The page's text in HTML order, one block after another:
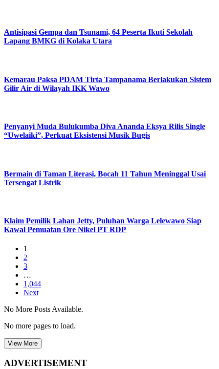
Antisipasi Gempa dan Tsunami, 64 Peserta Ikuti Sekolah
Lapang BMKG di Kolaka Utara
Kemarau Paksa PDAM Tirta Tampanama Berlakukan Sistem
Gilir Air di Wilayah IKK Wawo
Penyanyi Muda Bulukumba Diva Ananda Eksya Rilis Single
“Uwelaiki”, Perkuat Eksistensi Musik Bugis
Bermain di Taman Literasi, Bocah 11 Tahun Meninggal Usai
Tersengat Listrik
Klaim Pemilik Lahan Jetty, Puluhan Warga Lelewawo Siap
Kawal Pemuatan Ore Nikel PT RDP
1
2
3
…
1,044
Next
No More Posts Available.
No more pages to load.
View More
ADVERTISEMENT